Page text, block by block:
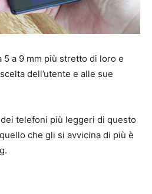
5 a 9 mm più stretto di loro e
dell’utente e alle sue
dei telefoni più leggeri di questo
che gli si avvicina di più è